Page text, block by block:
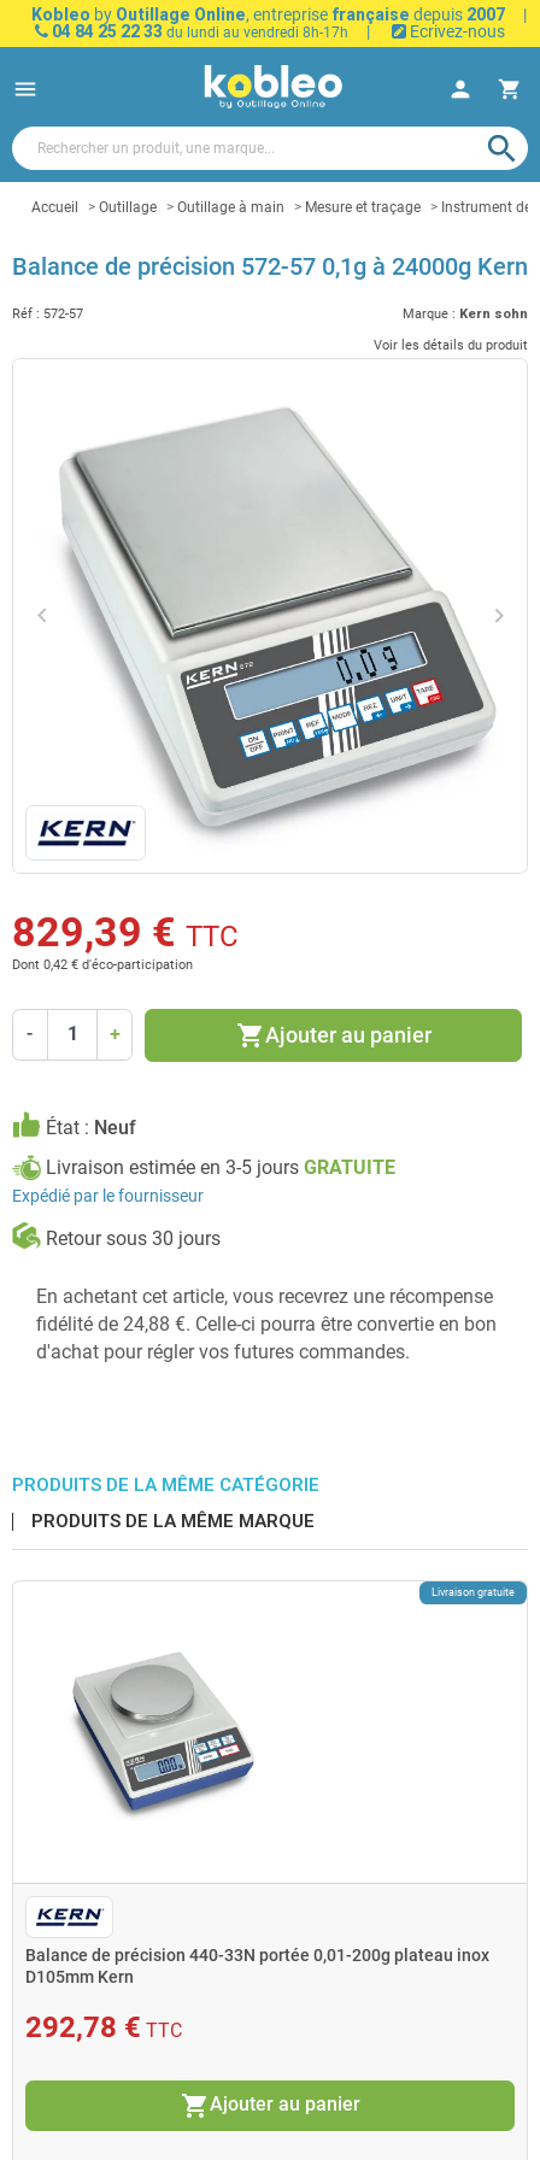
Kobleo by Outillage Online, entreprise française depuis 2007
|
04 84 25 22 33 du lundi au vendredi 8h-17h | Ecrivez-nous
menu person shopping_cart
search
Accueil Outillage Outillage à main Mesure et traçage Instrument de
Balance de précision 572-57 0,1g à 24000g Kern
Réf : 572-57 Marque : Kern sohn
Voir les détails du produit
Précédent
keyboard_arrow_left keyboard_arrow_right
829,39 € TTC
Dont 0,42 € d'éco-participation
- + shopping_cartAjouter au panier
État : Neuf
Livraison estimée en 3-5 jours GRATUITE
Expédié par le fournisseur
Retour sous 30 jours
En achetant cet article, vous recevrez une récompense
fidélité de 24,88 €. Celle-ci pourra être convertie en bon
d'achat pour régler vos futures commandes.
PRODUITS DE LA MÊME CATÉGORIE
PRODUITS DE LA MÊME MARQUE
Livraison gratuite
Balance de précision 440-33N portée 0,01-200g plateau inox
D105mm Kern
292,78 € TTC
shopping_cartAjouter au panier